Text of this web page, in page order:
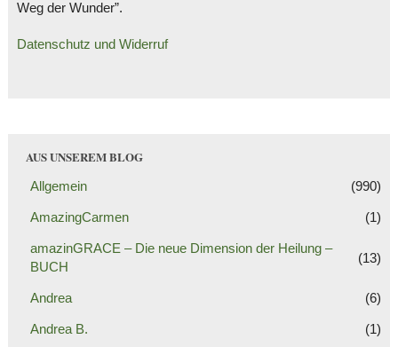
Weg der Wunder”.
Datenschutz und Widerruf
AUS UNSEREM BLOG
Allgemein (990)
AmazingCarmen (1)
amazinGRACE – Die neue Dimension der Heilung –
BUCH
(13)
Andrea (6)
Andrea B. (1)